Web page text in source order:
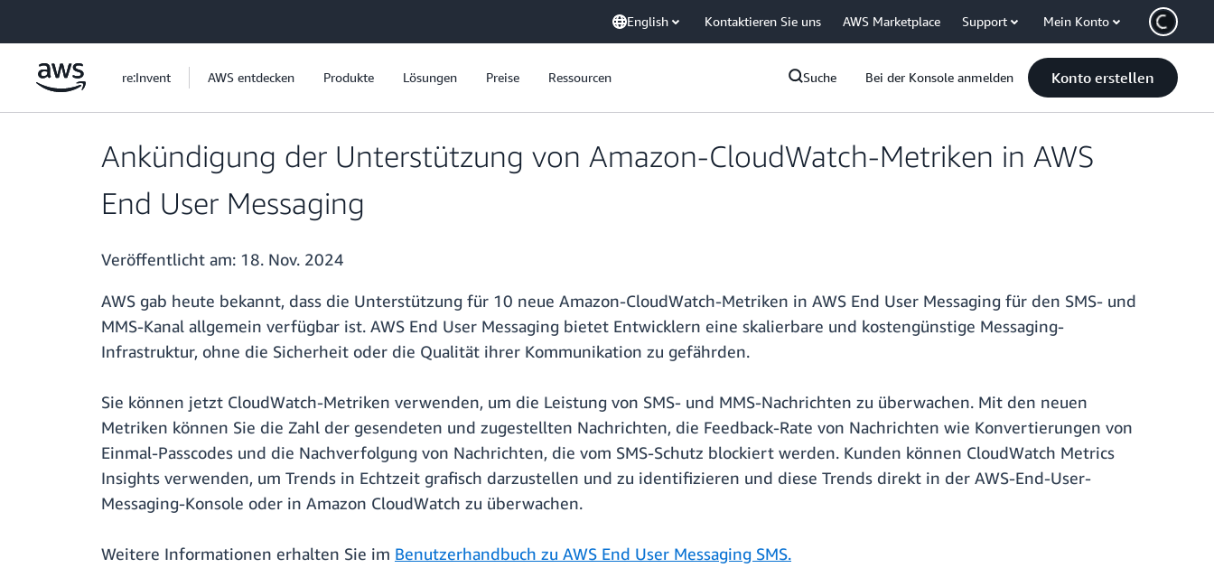
English Kontaktieren Sie uns AWS Marketplace Support Mein Konto
re:Invent AWS entdecken Produkte Lösungen Preise Ressourcen Suche Bei der Konsole anmelden Konto erstellen
Ankündigung der Unterstützung von Amazon-CloudWatch-Metriken in AWS
End User Messaging
Veröffentlicht am: 18. Nov. 2024
AWS gab heute bekannt, dass die Unterstützung für 10 neue Amazon-CloudWatch-Metriken in AWS End User Messaging für den SMS- und
MMS-Kanal allgemein verfügbar ist. AWS End User Messaging bietet Entwicklern eine skalierbare und kostengünstige Messaging-
Infrastruktur, ohne die Sicherheit oder die Qualität ihrer Kommunikation zu gefährden.
Sie können jetzt CloudWatch-Metriken verwenden, um die Leistung von SMS- und MMS-Nachrichten zu überwachen. Mit den neuen
Metriken können Sie die Zahl der gesendeten und zugestellten Nachrichten, die Feedback-Rate von Nachrichten wie Konvertierungen von
Einmal-Passcodes und die Nachverfolgung von Nachrichten, die vom SMS-Schutz blockiert werden. Kunden können CloudWatch Metrics
Insights verwenden, um Trends in Echtzeit grafisch darzustellen und zu identifizieren und diese Trends direkt in der AWS-End-User-
Messaging-Konsole oder in Amazon CloudWatch zu überwachen.
Weitere Informationen erhalten Sie im Benutzerhandbuch zu AWS End User Messaging SMS.